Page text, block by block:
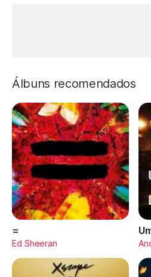
Álbuns recomendados
=
Ed Sheeran